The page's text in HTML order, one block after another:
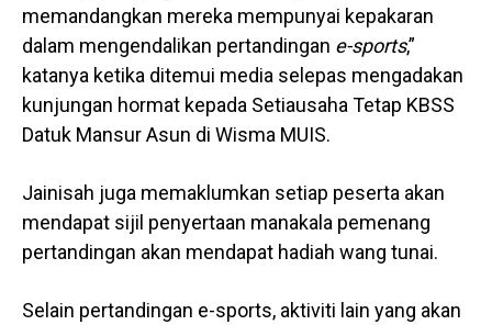
memandangkan mereka mempunyai kepakaran
dalam mengendalikan pertandingan e-sports,”
katanya ketika ditemui media selepas mengadakan
kunjungan hormat kepada Setiausaha Tetap KBSS
Datuk Mansur Asun di Wisma MUIS.
Jainisah juga memaklumkan setiap peserta akan
mendapat sijil penyertaan manakala pemenang
pertandingan akan mendapat hadiah wang tunai.
Selain pertandingan e-sports, aktiviti lain yang akan